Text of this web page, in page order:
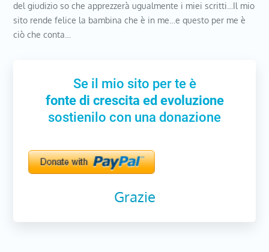
del giudizio so che apprezzerà ugualmente i miei scritti…Il mio
sito rende felice la bambina che è in me…e questo per me è
ciò che conta…
Se il mio sito per te è
fonte di crescita ed evoluzione
sostienilo con una donazione
Grazie